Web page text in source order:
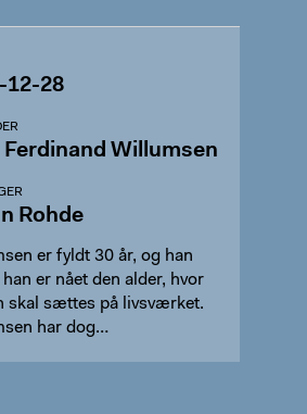
12-28
Ferdinand Willumsen
Rohde
er fyldt 30 år, og han
han er nået den alder, hvor
skal sættes på livsværket.
har dog…